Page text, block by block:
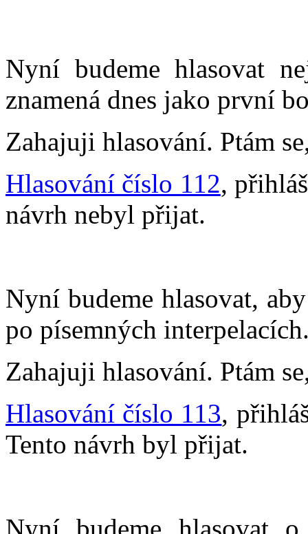
Nyní budeme hlasovat
znamená dnes jako první
Zahajuji hlasování. Ptám
Hlasování číslo 112,
návrh nebyl přijat.
Nyní budeme hlasovat,
po písemných
Zahajuji hlasování. Ptám
Hlasování číslo 113,
Tento návrh byl přijat.
Nyní budeme hlasovat